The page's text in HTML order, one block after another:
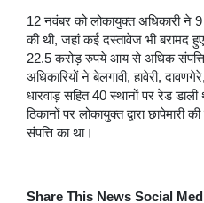
12 नवंबर को लोकायुक्त अधिकारी ने 9
की थी, जहां कई दस्तावेज भी बरामद
22.5 करोड़ रुपये आय से अधिक
अधिकारियों ने बेलगावी, हावेरी,
धारवाड़ सहित 40 स्थानों पर रेड
ठिकानों पर लोकायुक्त द्वारा
संपत्ति का था।
Share This News Social